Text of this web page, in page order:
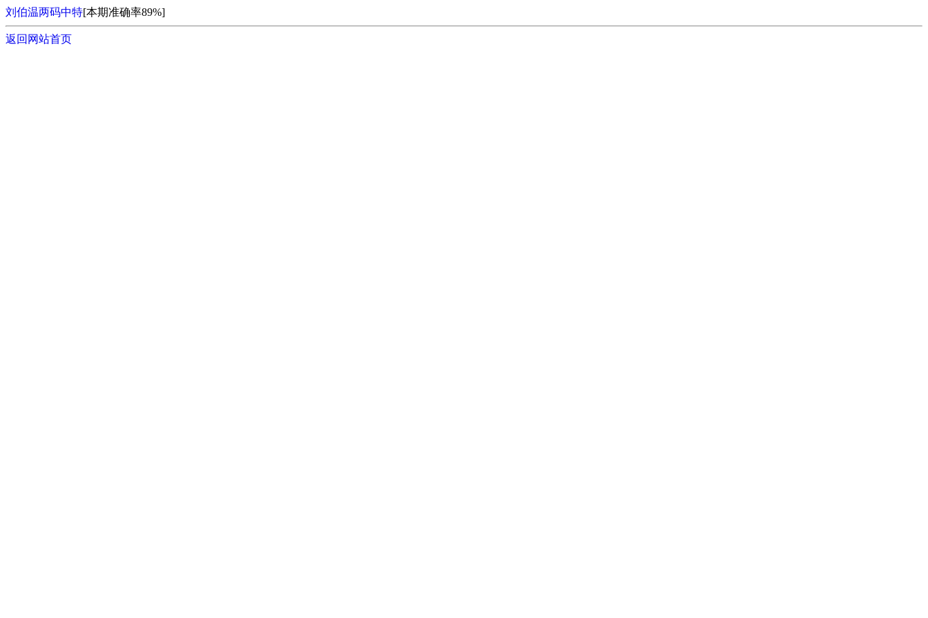
刘伯温两码中特[本期准确率89%]
返回网站首页